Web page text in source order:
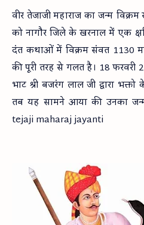
वीर तेजाजी महाराज का जन्म
को नागौर जिले के खरनाल में एक
दंत कथाओं में विक्रम संवत 1130
की पूरी तरह से गलत है। 18 फरवरी
भाट श्री बजरंग लाल जी द्वारा
तब यह सामने आया की उनका
tejaji maharaj jayanti